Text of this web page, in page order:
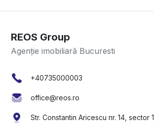
REOS Group
Agenție imobiliară Bucuresti
+40735000003
office@reos.ro
Str. Constantin Aricescu nr. 14, sector 1